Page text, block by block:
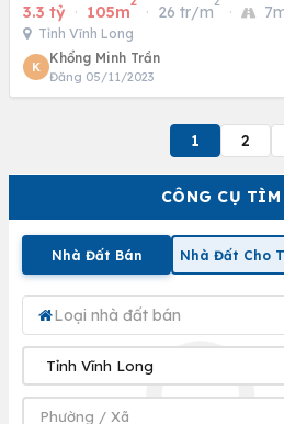
CÔNG CỤ
Nhà Đất Bán Nhà Đất Cho
Loại nhà đất bán
LONG
3.3 tỷ · 105m · 26 tr/m ·
Tỉnh Vĩnh Long
K
Khổng Minh Trần
Đăng 05/11/2023
1 2